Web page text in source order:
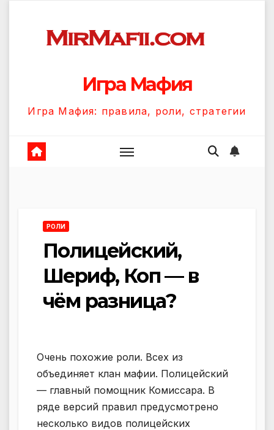
содержанию
Игра Мафия
Игра Мафия: правила, роли, стратегии
РОЛИ
Полицейский,
Шериф, Коп — в
чём разница?
Очень похожие роли. Всех из
объединяет клан мафии. Полицейский
— главный помощник Комиссара. В
ряде версий правил предусмотрено
несколько видов полицейских